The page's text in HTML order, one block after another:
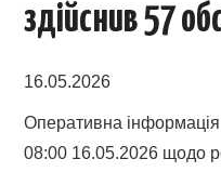
здійснив 57
16.05.2026
Оперативна
08:00 16.05.2026 щодо